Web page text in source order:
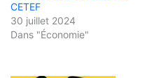
CETEF
30 juillet 2024
Dans "Économie"